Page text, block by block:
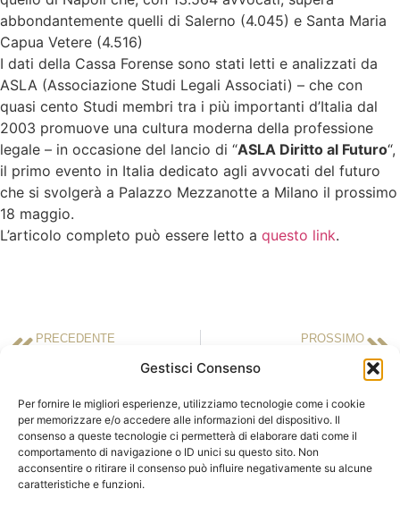
Gestisci Consenso
Per fornire le migliori esperienze, utilizziamo tecnologie come i cookie
per memorizzare e/o accedere alle informazioni del dispositivo. Il
consenso a queste tecnologie ci permetterà di elaborare dati come il
comportamento di navigazione o ID unici su questo sito. Non
acconsentire o ritirare il consenso può influire negativamente su alcune
caratteristiche e funzioni.
abbondantemente quelli di Salerno (4.045) e Santa Maria
Capua Vetere (4.516)
I dati della Cassa Forense sono stati letti e analizzati da
ASLA (Associazione Studi Legali Associati) – che con
quasi cento Studi membri tra i più importanti d’Italia dal
2003 promuove una cultura moderna della professione
legale – in occasione del lancio di “ASLA Diritto al Futuro“,
il primo evento in Italia dedicato agli avvocati del futuro
che si svolgerà a Palazzo Mezzanotte a Milano il prossimo
18 maggio.
L’articolo completo può essere letto a questo link.
PRECEDENTE PROSSIMO
ASLA | Associazione Studi Legali Associati
Sede Legale c/o Ordine degli Avvocati
di Milano
Sede operativa c/o LCA Studio